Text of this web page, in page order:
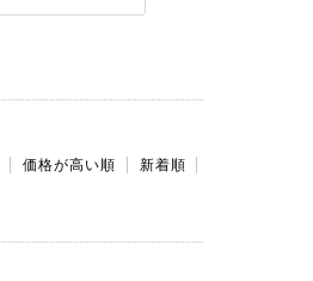
価格が高い順 新着順